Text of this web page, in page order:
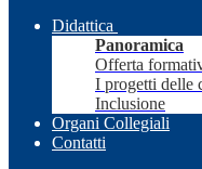
Didattica
Panoramica
Offerta
I progetti delle
Inclusione
Organi Collegiali
Contatti